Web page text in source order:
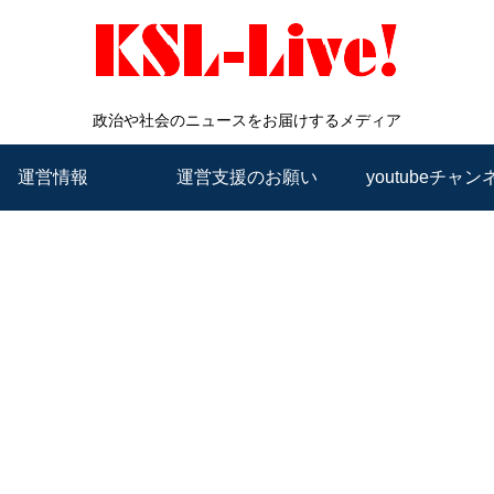
政治や社会のニュースをお届けするメディア
運営情報 運営支援のお願い youtubeチャン